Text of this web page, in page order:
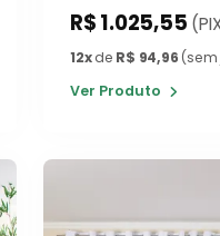
R$ 1.025,55
12xde R$ 94,96 (sem
Ver Produto